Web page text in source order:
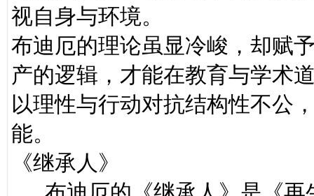
视自身与环境。
布迪厄的理论虽显冷峻，却赋
产的逻辑，才能在教育与学术
以理性与行动对抗结构性不公
能。
《继承人》